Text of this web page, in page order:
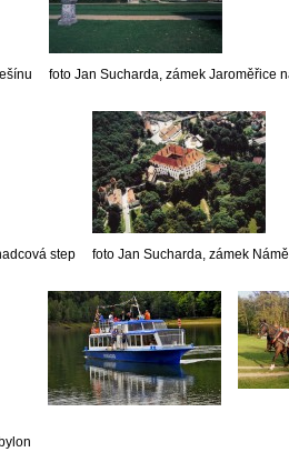
foto Jan Sucharda, zámek Jaroměřice
step foto Jan Sucharda, zámek